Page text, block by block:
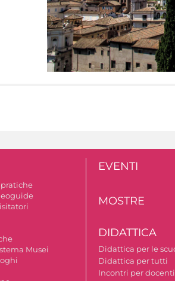
Musei
EVENTI
MOSTRE
DIDATTICA
Didattica per le
Didattica per tutti
Incontri per